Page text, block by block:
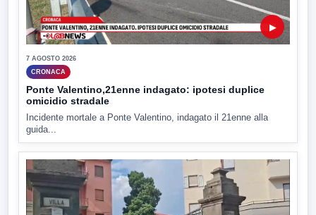
▶
7 AGOSTO 2026
CRONACA
Ponte Valentino,21enne indagato: ipotesi duplice
omicidio stradale
Incidente mortale a Ponte Valentino, indagato il 21enne alla
guida...